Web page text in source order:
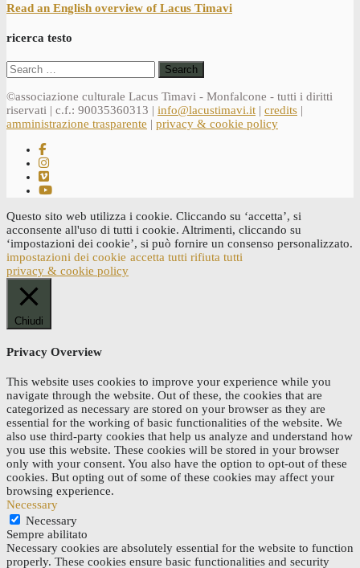
Read an English overview of Lacus Timavi
ricerca testo
Search
for:
©associazione culturale Lacus Timavi - Monfalcone - tutti i diritti
riservati | c.f.: 90035360313 | info@lacustimavi.it | credits |
amministrazione trasparente | privacy & cookie policy
Questo sito web utilizza i cookie. Cliccando su ‘accetta’, si
acconsente all'uso di tutti i cookie. Altrimenti, cliccando su
‘impostazioni dei cookie’, si può fornire un consenso personalizzato.
impostazioni dei cookie accetta tutti rifiuta tutti
privacy & cookie policy
Chiudi
Privacy Overview
This website uses cookies to improve your experience while you
navigate through the website. Out of these, the cookies that are
categorized as necessary are stored on your browser as they are
essential for the working of basic functionalities of the website. We
also use third-party cookies that help us analyze and understand how
you use this website. These cookies will be stored in your browser
only with your consent. You also have the option to opt-out of these
cookies. But opting out of some of these cookies may affect your
browsing experience.
Necessary
Necessary
Sempre abilitato
Necessary cookies are absolutely essential for the website to function
properly. These cookies ensure basic functionalities and security